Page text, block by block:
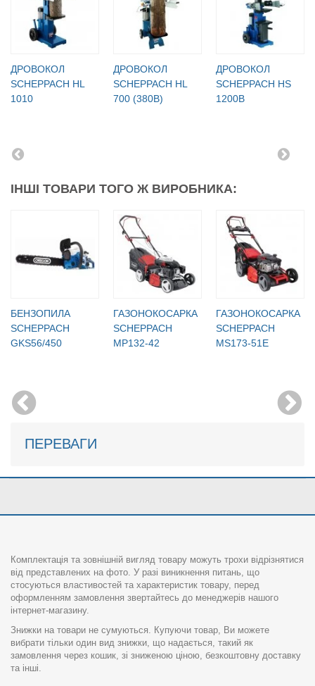
ДРОВОКОЛ
SCHEPPACH HL
1010
ДРОВОКОЛ
SCHEPPACH HL
700 (380В)
ДРОВОКОЛ
SCHEPPACH HS
1200B
ІНШІ ТОВАРИ ТОГО Ж ВИРОБНИКА:
БЕНЗОПИЛА
SCHEPPACH
GKS56/450
ГАЗОНОКОСАРКА
SCHEPPACH
MP132-42
ГАЗОНОКОСАРКА
SCHEPPACH
MS173-51E
ПЕРЕВАГИ
Комплектація та зовнішній вигляд товару можуть трохи відрізнятися
від представлених на фото. У разі виникнення питань, що
стосуються властивостей та характеристик товару, перед
оформленням замовлення звертайтесь до менеджерів нашого
інтернет-магазину.
Знижки на товари не сумуються. Купуючи товар, Ви можете
вибрати тільки один вид знижки, що надається, такий як
замовлення через кошик, зі зниженою ціною, безкоштовну доставку
та інші.